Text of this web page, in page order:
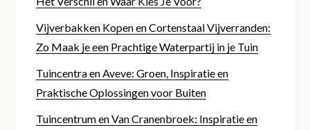
Vijverbakken Kopen en Cortenstaal Vijverranden:
Zo Maak je een Prachtige Waterpartij in je Tuin
Tuincentra en Aveve: Groen, Inspiratie en
Praktische Oplossingen voor Buiten
Tuincentrum en Van Cranenbroek: Inspiratie en